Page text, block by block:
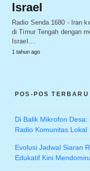
Israel
Radio Senda 1680 - Iran
di Timur Tengah dengan
Israel.…
1 tahun ago
POS-POS TERBARU
Di Balik Mikrofon
Radio Komunitas Lokal
Evolusi Jadwal Siaran
Edukatif Kini